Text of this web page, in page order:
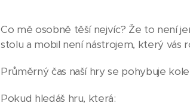
Co mě osobně těší nejvíc? Že to není
stolu a mobil není nástrojem, který vás
Průměrný čas naší hry se pohybuje
Pokud hledáš hru, která: